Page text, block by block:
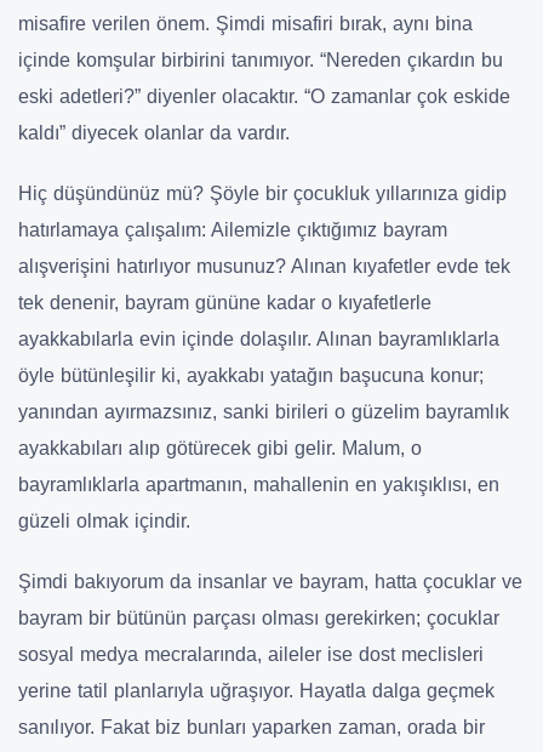
misafire verilen önem. Şimdi misafiri bırak, aynı bina
içinde komşular birbirini tanımıyor. “Nereden çıkardın bu
eski adetleri?” diyenler olacaktır. “O zamanlar çok eskide
kaldı” diyecek olanlar da vardır.
Hiç düşündünüz mü? Şöyle bir çocukluk yıllarınıza gidip
hatırlamaya çalışalım: Ailemizle çıktığımız bayram
alışverişini hatırlıyor musunuz? Alınan kıyafetler evde tek
tek denenir, bayram gününe kadar o kıyafetlerle
ayakkabılarla evin içinde dolaşılır. Alınan bayramlıklarla
öyle bütünleşilir ki, ayakkabı yatağın başucuna konur;
yanından ayırmazsınız, sanki birileri o güzelim bayramlık
ayakkabıları alıp götürecek gibi gelir. Malum, o
bayramlıklarla apartmanın, mahallenin en yakışıklısı, en
güzeli olmak içindir.
Şimdi bakıyorum da insanlar ve bayram, hatta çocuklar ve
bayram bir bütünün parçası olması gerekirken; çocuklar
sosyal medya mecralarında, aileler ise dost meclisleri
yerine tatil planlarıyla uğraşıyor. Hayatla dalga geçmek
sanılıyor. Fakat biz bunları yaparken zaman, orada bir